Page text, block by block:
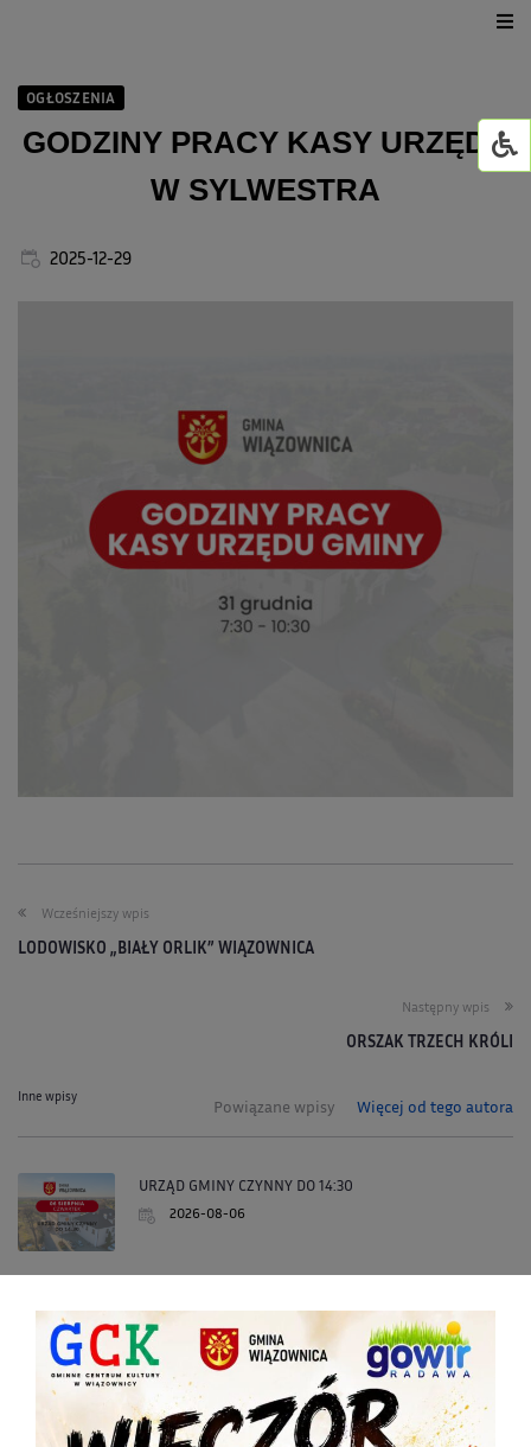
Dla mieszkańca
Jednostki organizacyjne
OGŁOSZENIA
GODZINY PRACY KASY URZĘDU
W SYLWESTRA
2025-12-29
Wcześniejszy wpis
LODOWISKO „BIAŁY ORLIK” WIĄZOWNICA
Następny wpis
ORSZAK TRZECH KRÓLI
Inne wpisy
Powiązane wpisy Więcej od tego autora
URZĄD GMINY CZYNNY DO 14:30
2026-08-06
2026-08-06
URZĄD GMINNY CZYNNY DO 14:30
2026-08-05